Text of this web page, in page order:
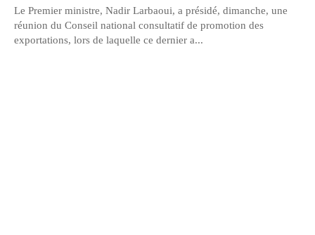
Le Premier ministre, Nadir Larbaoui, a présidé, dimanche, une
réunion du Conseil national consultatif de promotion des
exportations, lors de laquelle ce dernier a...